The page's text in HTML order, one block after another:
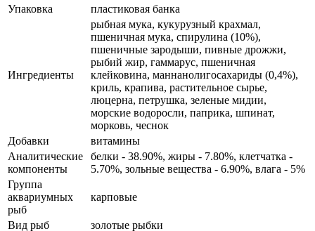
Упаковка
пластиковая банка
Ингредиенты
рыбная мука, кукурузный крахмал,
пшеничная мука, спирулина (10%),
пшеничные зародыши, пивные дрожжи,
рыбий жир, гаммарус, пшеничная
клейковина, маннанолигосахариды (0,4%),
криль, крапива, растительное сырье,
люцерна, петрушка, зеленые мидии,
морские водоросли, паприка, шпинат,
морковь, чеснок
Добавки
витамины
Аналитические
компоненты
белки - 38.90%, жиры - 7.80%, клетчатка -
5.70%, зольные вещества - 6.90%, влага - 5%
Группа
аквариумных
рыб
карповые
Вид рыб
золотые рыбки